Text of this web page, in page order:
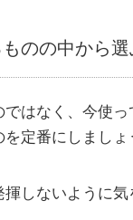
のの中から選
はなく、今使
定番にしましょ
しないように気